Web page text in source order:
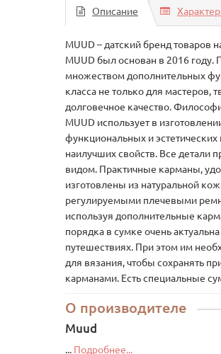
Описание
MUUD – датский бренд товаров
MUUD был основан в 2016 году.
множеством дополнительных
класса не только для мастеров,
долговечное качество.
MUUD использует в
функциональных и
наилучших свойств. Все детали
видом. Практичные карманы,
изготовлены из натуральной
регулируемыми плечевыми
используя дополнительные
порядка в сумке очень
путешествиях. При этом им
для вязания, чтобы сохранять
карманами. Есть специальные
О производителе
Muud
... Подробнее...